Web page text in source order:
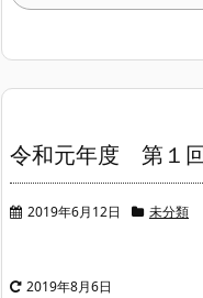
令和元年度 第１
2019年6月12日 未分類
2019年8月6日